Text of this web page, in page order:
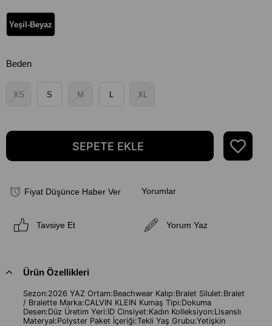
Yeşil-Beyaz
Beden
XS S M L XL
Fiyat Düşünce Haber Ver Yorumlar
Tavsiye Et Yorum Yaz
Ürün Özellikleri
Sezon:2026 YAZ Ortam:Beachwear Kalıp:Bralet Silulet:Bralet
/ Bralette Marka:CALVIN KLEIN Kumaş Tipi:Dokuma
Desen:Düz Üretim Yeri:ID Cinsiyet:Kadın Kolleksiyon:Lisanslı
Materyal:Polyster Paket İçeriği:Tekli Yaş Grubu:Yetişkin